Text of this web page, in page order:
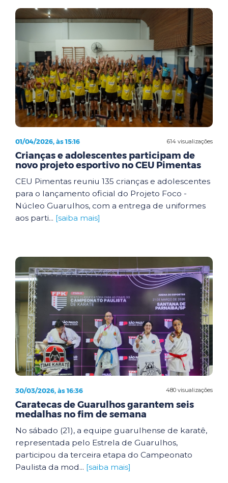
614 visualizações
01/04/2026, às 15:16
Crianças e adolescentes participam de
novo projeto esportivo no CEU Pimentas
CEU Pimentas reuniu 135 crianças e adolescentes
para o lançamento oficial do Projeto Foco -
Núcleo Guarulhos, com a entrega de uniformes
aos parti... [saiba mais]
480 visualizações
30/03/2026, às 16:36
Caratecas de Guarulhos garantem seis
medalhas no fim de semana
No sábado (21), a equipe guarulhense de karatê,
representada pelo Estrela de Guarulhos,
participou da terceira etapa do Campeonato
Paulista da mod... [saiba mais]